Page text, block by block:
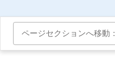
ページセクションへ移動：